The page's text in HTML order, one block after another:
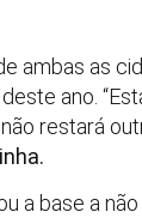
ambas as
ano.
restará
a base a